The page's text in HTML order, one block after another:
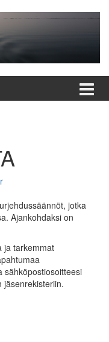
jotka
Ajankohdaksi on
ja tarkemmat
sähköpostiosoitteesi
jäsenrekisteriin.